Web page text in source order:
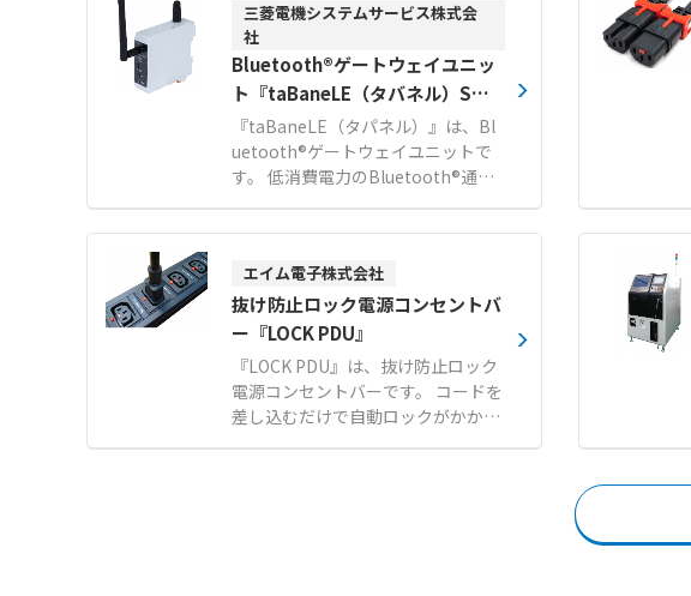
に分極させた不織布による強力な電
界が、周囲の浮遊粒子やカビ、ホコ
リをほぼ完全に吸着します。 微風吹
出し方式により、温度ムラの少ない
均一な室内環境を実現し、作業者の
体感温度低下や食材の表面乾燥を防
ぎます。 汚れたら新品に交換するだ
けの簡単メンテナンスで、衛生的か
ロンの電界によるカビやホコリなど
の優れた吸着性能 ●微風吹出しによ
る室内の温度ムラ解消と食材の表面
乾燥防止 ●汚れたら交換するだけの
ディスポーザブル仕様による高い衛
生面 【用途・事例】 ●食品工場や
容器および包材工場におけるカビ飛
散や落下菌対策 ●空調の冷風直撃に
三菱電機システムサービス株式会
社
Bluetooth®ゲートウェイユニッ
ト『taBaneLE（タバネル）SWL
90-BLX』
『taBaneLE（タパネル）』は、Bl
uetooth®ゲートウェイユニットで
す。 低消費電力のBluetooth®通信
内蔵センサから、通信によってデー
タを収集します。 複数メーカーの計
の各種データを遠隔で確認できま
す。 収集したデータは特定小電力無
線（920MHz帯）を用いて、約100
mの比較的長距離までデータ送信可
能です。 対応センサのデータはシー
ケンサ等で一括確認でき、SLMP通
信で簡単に取り込めます。 既設の有
線LANがある環境では、本製品を有
エイム電子株式会社
抜け防止ロック電源コンセントバ
ー『LOCK PDU』
『LOCK PDU』は、抜け防止ロック
電源コンセントバーです。 コードを
差し込むだけで自動ロックがかかる
独自のブレードロックシステムを搭